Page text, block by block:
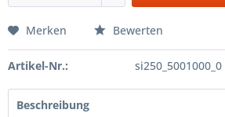
Merken Bewerten
Artikel-Nr.: si250_5001000_0
Beschreibung